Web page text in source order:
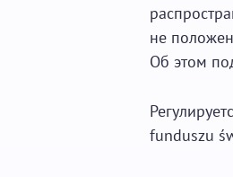
не
Об этом
funduszu